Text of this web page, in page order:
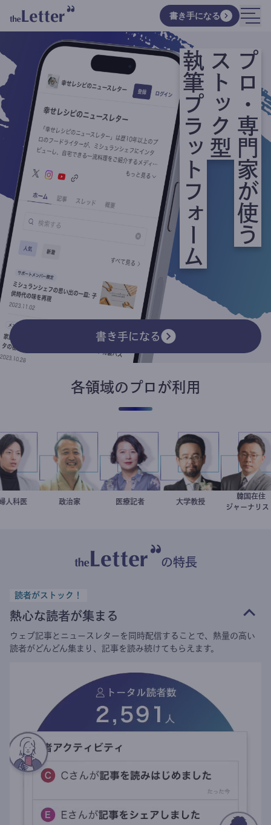
書き手になる
プロ・専門家が使う
ストック型
執筆プラットフォーム
書き手になる
各領域のプロが利用
重見大介
産婦人科医 小坂英二
政治家 岩永直子
医療記者 金谷一朗
大学教授 徐台
韓国
ジャーナ
の特長
読者がストック！
熱心な読者が集まる
ウェブ記事とニュースレターを同時配信することで、熱量の高い
読者がどんどん集まり、記事を読み続けてもらえます。